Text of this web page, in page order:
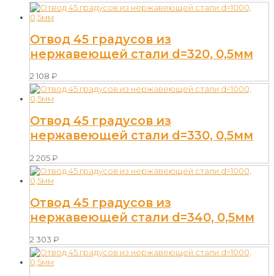
Отвод 45 градусов из
нержавеющей стали d=320, 0,5мм
2 108 ₽
Отвод 45 градусов из
нержавеющей стали d=330, 0,5мм
2 205₽
Отвод 45 градусов из
нержавеющей стали d=340, 0,5мм
2 303 ₽